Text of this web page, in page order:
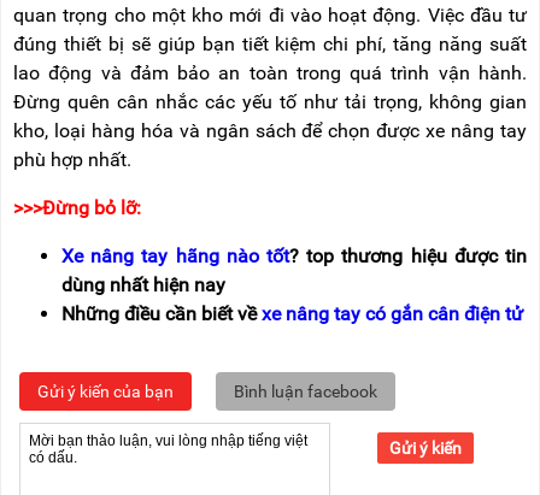
quan trọng cho một kho mới đi vào hoạtđộng. Việc đầu tư
đúng thiết bị sẽ giúp bạn tiết kiệm chi phí, tăng năng suất
laođộng và đảm bảo an toàn trong quá trình vận hành.
Đừng quên cân nhắc các yếu tố như tải trọng, không gian
kho, loại hàng hóa và ngân sáchđể chọnđược xe nâng tay
phù hợp nhất.
>>>Đừng bỏ lỡ:
Xe nâng tay hãng nào tốt? top thương hiệu được tin
dùng nhất hiện nay
Những điều cần biết vềxe nâng tay có gắn cân điện tử
Gửi ý kiến của bạn Bình luận facebook
Gửi ý kiến